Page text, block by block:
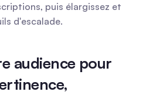
puis élargissez et
d'escalade.
audience pour